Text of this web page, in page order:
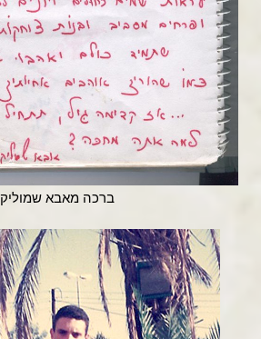
ברכה מאבא שמוליק